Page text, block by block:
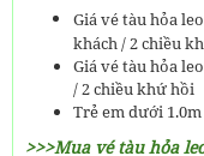
Giá vé tàu hỏa
khách / 2 chiều
Giá vé tàu hỏa
/ 2 chiều khứ hồi
Trẻ em dưới
>>>Mua vé tàu hỏa